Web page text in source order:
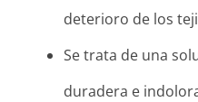
deterioro de los
Se trata de una
duradera e